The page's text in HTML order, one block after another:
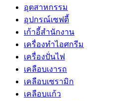
อุตสาหกรรม
อุปกรณ์เซฟตี้
เก้าอี้สำนักงาน
เครื่องทำไอศกรีม
เครื่องปั่นไฟ
เคลือบเงารถ
เคลือบเซรามิก
เคลือบแก้ว